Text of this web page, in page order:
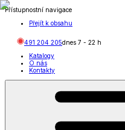
Přístupnostní navigace
Přejít k obsahu
491 204 205dnes 7 - 22 h
Katalogy
O nás
Kontakty